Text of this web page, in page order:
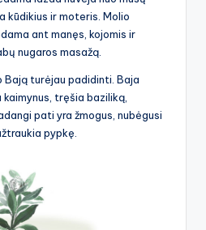
kūdikius ir moteris. Molio
ant manęs, kojomis ir
nugaros masažą.
Bają turėjau padidinti. Baja
tręšia baziliką,
pati yra žmogus, nubėgusi
pypkę.